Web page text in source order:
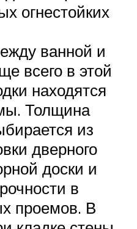
огнестойких
ванной и
всего в этой
находятся
Толщина
из
дверного
доски и
в
проемов. В